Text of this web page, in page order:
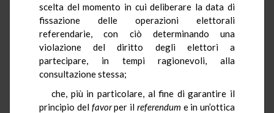
scelta del momento in cui deliberare la data di
fissazione delle operazioni elettorali
referendarie, con ciò determinando una
violazione del diritto degli elettori a
partecipare, in tempi ragionevoli, alla
consultazione stessa;
che, più in particolare, al fine di garantire il
principio del favorper il referendum e in un’ottica